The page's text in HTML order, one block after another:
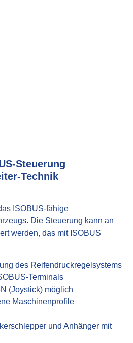
Steuerung
Technik
ISOBUS-fähige
Die Steuerung kann an
werden, das mit ISOBUS
des Reifendruckregelsystems
Terminals
(Joystick) möglich
Maschinenprofile
und Anhänger mit